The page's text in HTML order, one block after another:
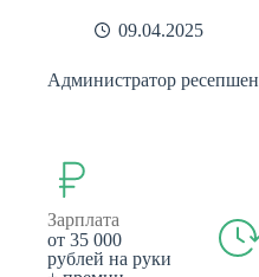
09.04.2025
Администратор ресепшен
Зарплата
от 35 000
рублей на руки